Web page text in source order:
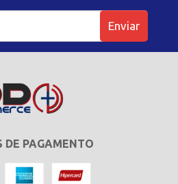
Enviar
DE PAGAMENTO